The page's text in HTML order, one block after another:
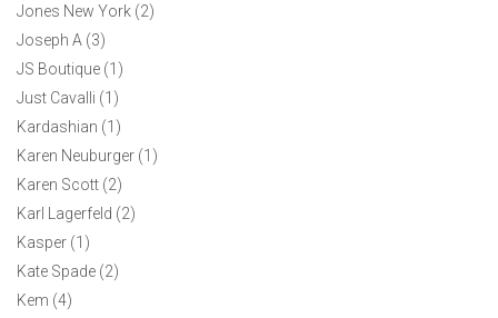
Jones New York (2)
Joseph A (3)
JS Boutique (1)
Just Cavalli (1)
Kardashian (1)
Karen Neuburger (1)
Karen Scott (2)
Karl Lagerfeld (2)
Kasper (1)
Kate Spade (2)
Kem (4)